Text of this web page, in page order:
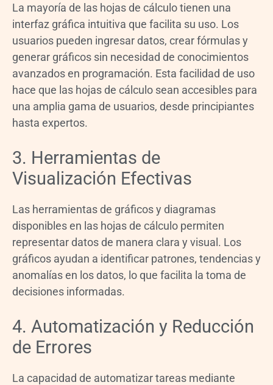
La mayoría de las hojas de cálculo tienen una
interfaz gráfica intuitiva que facilita su uso. Los
usuarios pueden ingresar datos, crear fórmulas y
generar gráficos sin necesidad de conocimientos
avanzados en programación. Esta facilidad de uso
hace que las hojas de cálculo sean accesibles para
una amplia gama de usuarios, desde principiantes
hasta expertos.
3. Herramientas de
Visualización Efectivas
Las herramientas de gráficos y diagramas
disponibles en las hojas de cálculo permiten
representar datos de manera clara y visual. Los
gráficos ayudan a identificar patrones, tendencias y
anomalías en los datos, lo que facilita la toma de
decisiones informadas.
4. Automatización y Reducción
de Errores
La capacidad de automatizar tareas mediante